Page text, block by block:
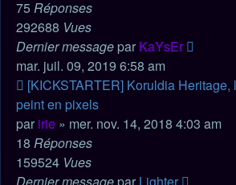
75Réponses
292688 Vues
Dernier message par KaYsEr
mar. juil. 09, 2019 6:58 am
[KICKSTARTER] Koruldia Heritage,
peint en pixels
par irie » mer. nov. 14, 2018 4:03 am
18 Réponses
159524 Vues